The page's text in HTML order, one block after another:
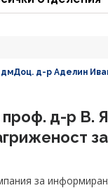
дмДоц. д-р Аделин
д-р В.
за